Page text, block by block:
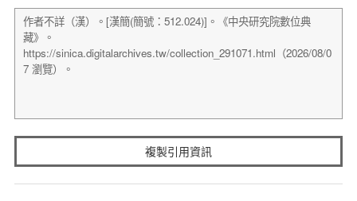
複製引用資訊